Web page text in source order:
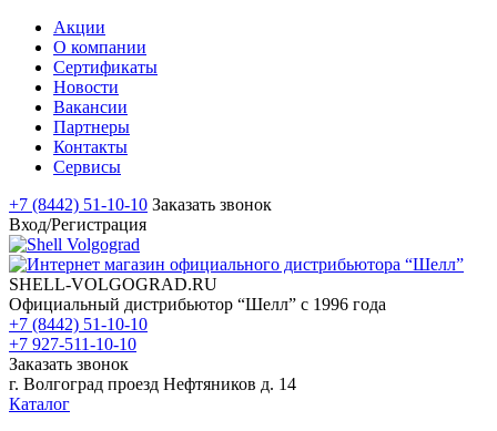
Акции
О компании
Сертификаты
Новости
Вакансии
Партнеры
Контакты
Сервисы
+7 (8442) 51-10-10 Заказать звонок
Вход/Регистрация
SHELL-VOLGOGRAD.RU
Официальный дистрибьютор “Шелл” с 1996 года
+7 (8442) 51-10-10
+7 927-511-10-10
Заказать звонок
г. Волгоград проезд Нефтяников д. 14
Каталог